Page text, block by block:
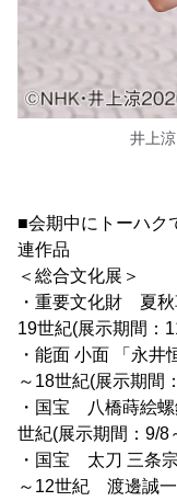
井上
■会期中にトーハク
連作品
＜総合文化展＞
・重要文化財 夏
19世紀(展示期間
・能面 小面 「永
～18世紀(展示期
・国宝 八橋蒔絵
世紀(展示期間：9/
・国宝 太刀 三条
～12世紀 渡邊誠一